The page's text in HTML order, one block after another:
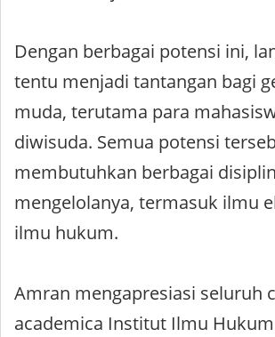
Dengan berbagai potensi ini,
tentu menjadi tantangan bagi
muda, terutama para
diwisuda. Semua potensi
membutuhkan berbagai
mengelolanya, termasuk ilmu
ilmu hukum.
Amran mengapresiasi seluruh
academica Institut Ilmu